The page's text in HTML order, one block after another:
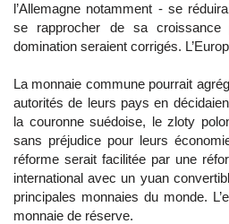
l’Allemagne notamment - se
se rapprocher de sa croissance
domination seraient corrigés.
La monnaie commune pourrait
autorités de leurs pays en
la couronne suédoise, le zloty
sans préjudice pour leurs
réforme serait facilitée par une
international avec un yuan
principales monnaies du monde.
monnaie de réserve.